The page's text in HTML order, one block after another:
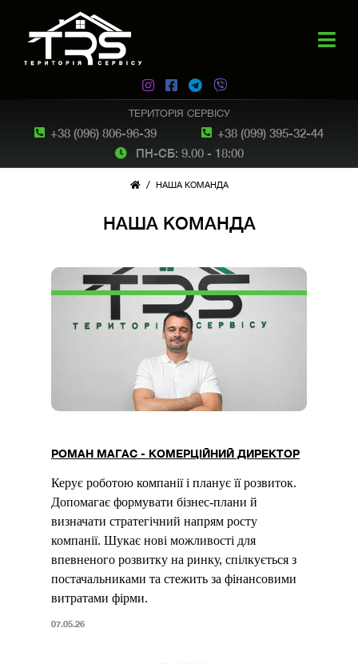
+38 (096) 806-96-39 +38 (099) 395-32-44
ТЕРИТОРІЯ СЕРВІСУ
ПН-СБ: 9.00 - 18:00
/ НАША КОМАНДА
НАША КОМАНДА
РОМАН МАГАС - КОМЕРЦІЙНИЙ ДИРЕКТОР
Керує роботою компанії і планує її розвиток.
Допомагає формувати бізнес-плани й
визначати стратегічний напрям росту
компанії. Шукає нові можливості для
впевненого розвитку на ринку, спілкується з
постачальниками та стежить за фінансовими
витратами фірми.
07.05.26